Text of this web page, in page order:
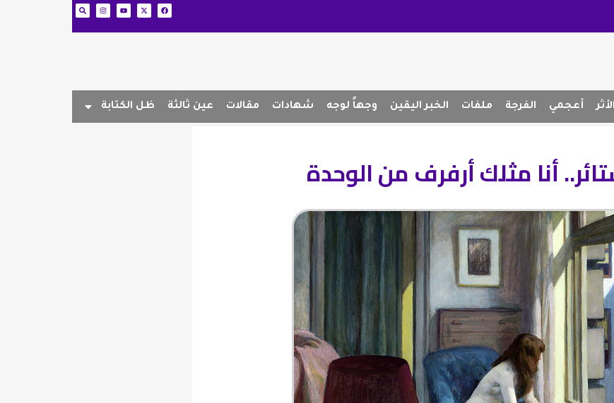
أعجمي الفرجة ملفات الخبر اليقين وجهاً لوجه شهادات مقالات عين ثالثة ظل الكتابة
أنا مثلك أرفرف من الوحدة